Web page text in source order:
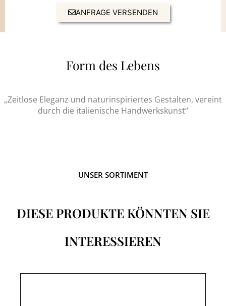
ANFRAGE VERSENDEN
Form des Lebens
„Zeitlose Eleganz und naturinspiriertes Gestalten, vereint
durch die italienische Handwerkskunst“
UNSER SORTIMENT
DIESE PRODUKTE KÖNNTEN SIE
INTERESSIEREN